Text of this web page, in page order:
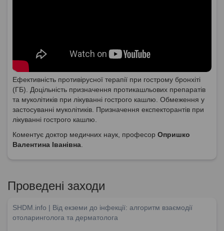
Ефективність противірусної терапії при гострому бронхіті
(ГБ). Доцільність призначення протикашльових препаратів
та муколітиків при лікуванні гострого кашлю. Обмеження у
застосуванні муколітиків. Призначення експекторантів при
лікуванні гострого кашлю.
Коментує доктор медичних наук, професор Опришко
Валентина Іванівна
Проведені заходи
SHDM.info | Від екземи до інфекції: алгоритм взаємодії
отоларинголога та дерматолога